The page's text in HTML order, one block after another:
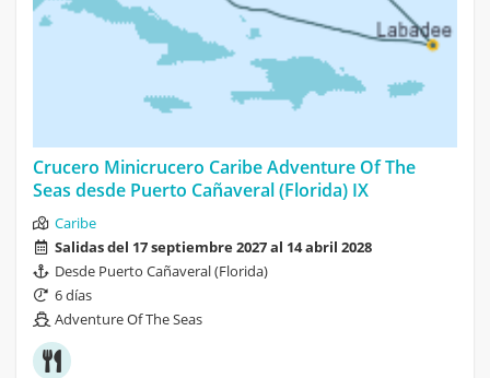
Crucero Minicrucero Caribe Adventure Of The
Seas desde Puerto Cañaveral (Florida) IX
Caribe
Salidas del 17 septiembre 2027 al 14 abril 2028
Desde Puerto Cañaveral (Florida)
6 días
Adventure Of The Seas